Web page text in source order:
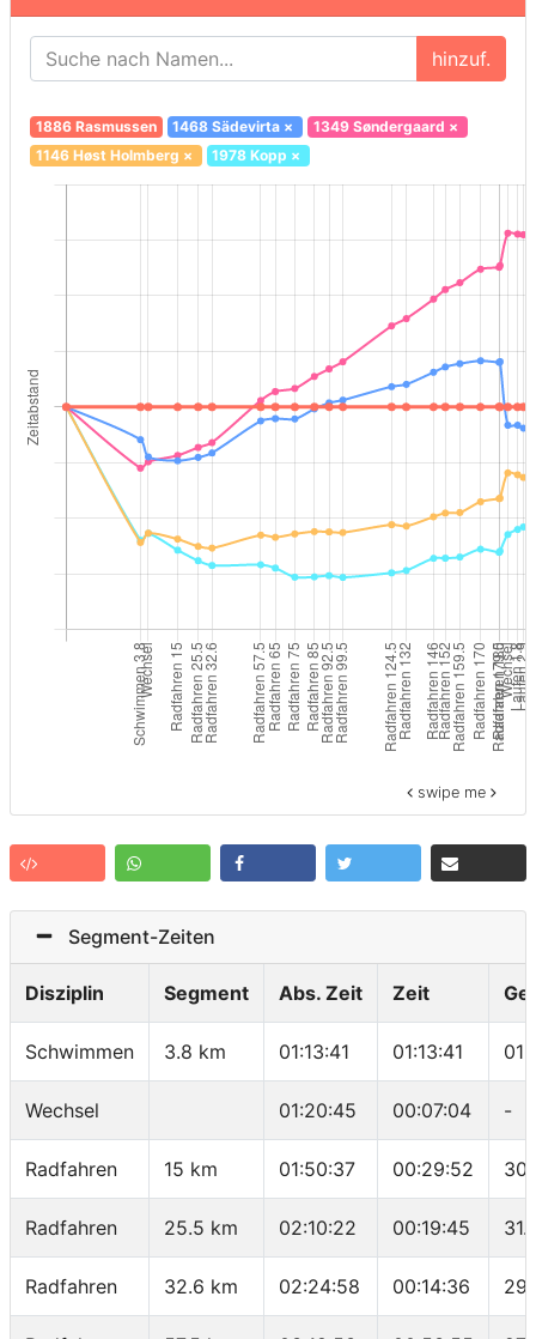
hinzuf.
1886 Rasmussen 1468 Sädevirta × 1349 Søndergaard ×
1146 Høst Holmberg × 1978 Kopp ×
swipe me
Segment-Zeiten
Disziplin Segment Abs. Zeit Zeit
Schwimmen 3.8 km 01:13:41 01:13:41
Wechsel 01:20:45 00:07:04 -
Radfahren 15 km 01:50:37 00:29:52
Radfahren 25.5 km 02:10:22 00:19:45
Radfahren 32.6 km 02:24:58 00:14:36